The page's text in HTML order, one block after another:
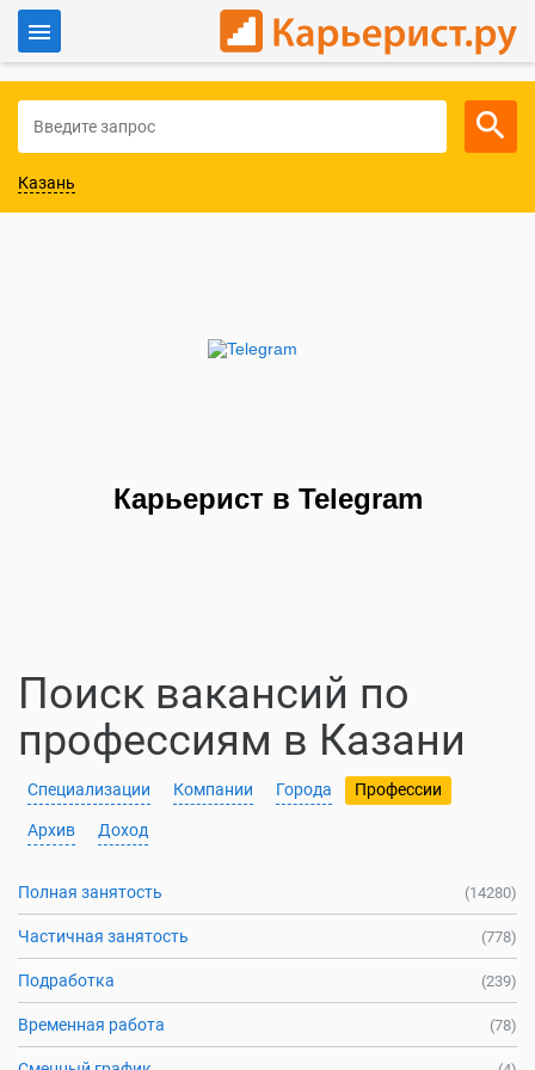
Для работодателей
Казань
Карьерист в Telegram
Поиск вакансий по
профессиям в Казани
Специализации Компании Города Профессии
Архив Доход
Полная занятость (14280)
Частичная занятость (778)
Подработка (239)
Временная работа (78)